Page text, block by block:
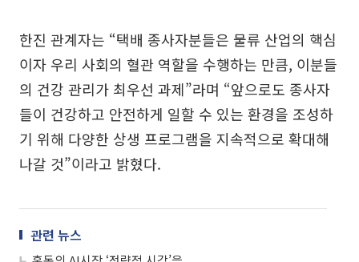
한진 관계자는 “택배 종사자분들은 물류 산업의 핵심
이자 우리 사회의 혈관 역할을 수행하는 만큼, 이분들
의 건강 관리가 최우선 과제”라며 “앞으로도 종사자
들이 건강하고 안전하게 일할 수 있는 환경을 조성하
기 위해 다양한 상생 프로그램을 지속적으로 확대해
나갈 것”이라고 밝혔다.
관련 뉴스